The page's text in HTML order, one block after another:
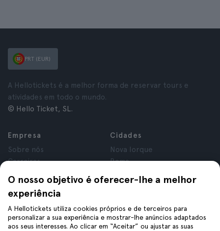
O nosso objetivo é oferecer-lhe a melhor
experiência
A Hellotickets utiliza cookies próprios e de terceiros para
personalizar a sua experiência e mostrar-lhe anúncios adaptados
aos seus interesses. Ao clicar em “Aceitar” ou ajustar as suas
PRT (EUR)
A Hellotickets é a melhor forma de reservar tours e
atividades em todo o mundo.
© Hello Ticket, SL.
Empresa
Sobre nós
Carreiras
Avaliações
Privacidade
Termos e Condições
Aviso Legal
Cidades
Nova Iorque
Roma
Londres
Cracóvia
Tenerife